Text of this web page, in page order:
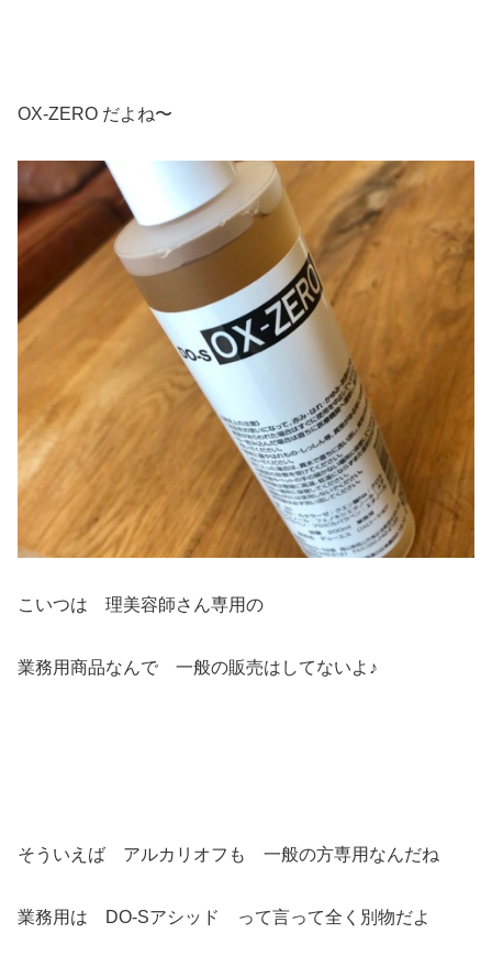
OX-ZERO だよね〜
こいつは 理美容師さん専用の
業務用商品なんで 一般の販売はしてないよ♪
そういえば アルカリオフも 一般の方専用なんだね
業務用は DO-Sアシッド って言って全く別物だよ